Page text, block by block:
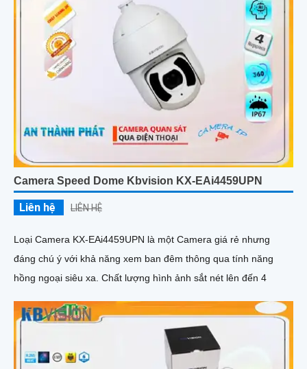
Camera Speed Dome Kbvision KX-EAi4459UPN
Liên hệ LIÊN HỆ
Loại Camera KX-EAi4459UPN là một Camera giá rẻ nhưng
đáng chú ý với khả năng xem ban đêm thông qua tính năng
hồng ngoại siêu xa. Chất lượng hình ảnh sắt nét lên đến 4